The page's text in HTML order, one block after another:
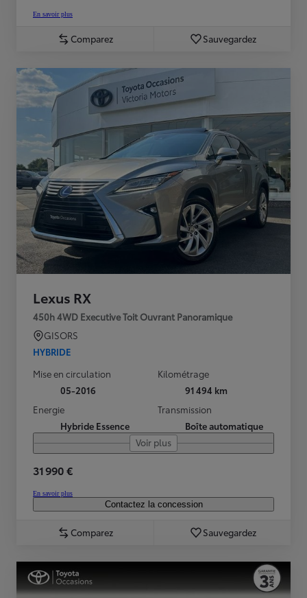
En savoir plus
Comparez Sauvegardez
Lexus RX
450h 4WD Executive Toit Ouvrant Panoramique
GISORS
HYBRIDE
Mise en circulation
05-2016
Kilométrage
91 494 km
Energie
Hybride Essence
Transmission
Boîte automatique
Voir plus
31 990 €
En savoir plus
Contactez la concession
Comparez Sauvegardez